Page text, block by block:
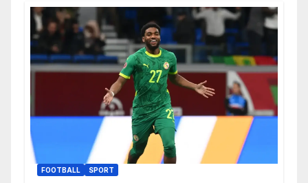
FOOTBALL SPORT